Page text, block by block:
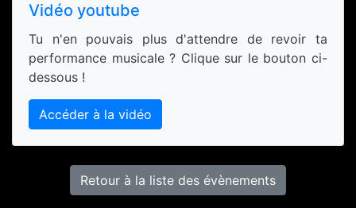
Vidéo youtube
Tu n'en pouvais plus d'attendre de revoir ta
performance musicale ? Clique sur le bouton ci-
dessous !
Accéder à la vidéo
Retour à la liste des évènements